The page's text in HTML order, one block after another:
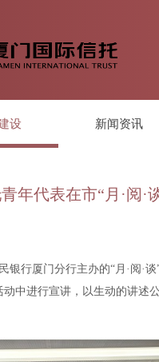
设 新闻资讯
年代表在市“月·阅
银行厦门分行主办的“月·阅
中进行宣讲，以生动的讲述